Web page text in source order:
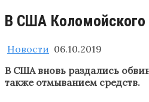
В США Коломойского
Новости 06.10.2019
В США вновь раздались
также отмыванием средств.